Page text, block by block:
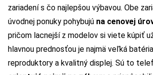
zariadení s čo najlepšou výbavou. Obe
úvodnej ponuky pohybujú na cenovej
pričom lacnejší z modelov si viete kúpiť
hlavnou prednosťou je najmä veľká
reproduktory a kvalitný displej. Sú to